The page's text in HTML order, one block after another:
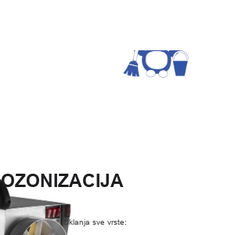
OZONIZACIJA
Uklanja sve vrste: